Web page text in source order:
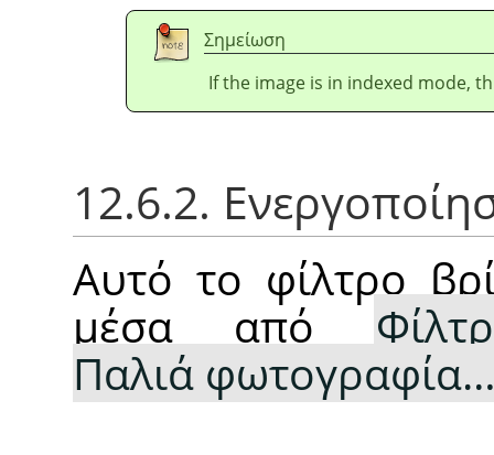
Σημείωση
If the image is in indexed mode,
12.6.2.
Αυτό το φίλτρο
μέσα από
Παλιά